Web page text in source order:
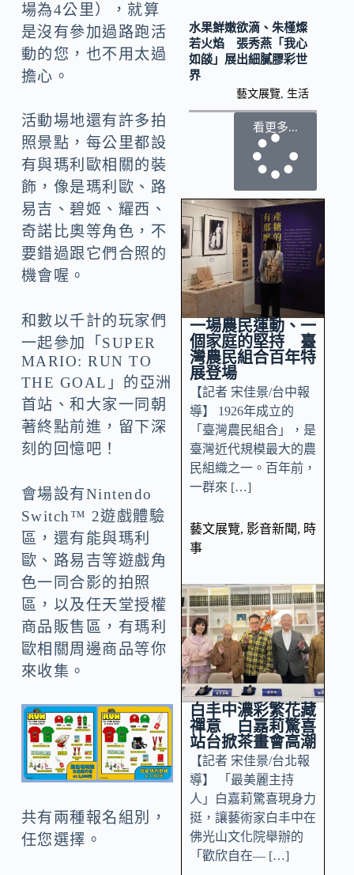
場為4公里），就算
是沒有參加過路跑活
動的您，也不用太過
擔心。
活動場地還有許多拍
照景點，每公里都設
有與瑪利歐相關的裝
飾，像是瑪利歐、路
易吉、碧姬、耀西、
奇諾比奧等角色，不
要錯過跟它們合照的
機會喔。
和數以千計的玩家們
一起參加「SUPER
MARIO: RUN TO
THE GOAL」的亞洲
首站、和大家一同朝
著終點前進，留下深
刻的回憶吧！
會場設有Nintendo
Switch™ 2遊戲體驗
區，還有能與瑪利
歐、路易吉等遊戲角
色一同合影的拍照
區，以及任天堂授權
商品販售區，有瑪利
歐相關周邊商品等你
來收集。
共有兩種報名組別，
任您選擇。
水果鮮嫩欲滴、朱槿燦
若火焰 張秀燕「我心
如燄」展出細膩膠彩世
界
藝文展覽 生活
看更多...
一場農民運動、一
個家庭的堅持 臺
灣農民組合百年特
展登場
【記者 宋佳景/台中報
導】 1926年成立的
「臺灣農民組合」，是
臺灣近代規模最大的農
民組織之一。百年前，
一群來 […]
藝文展覽, 影音新聞, 時
事
白丰中濃彩繁花藏
禪意 白嘉莉驚喜
站台掀茶畫會高潮
【記者 宋佳景/台北報
導】 「最美麗主持
人」白嘉莉驚喜現身力
挺，讓藝術家白丰中在
佛光山文化院舉辦的
「歡欣自在— […]